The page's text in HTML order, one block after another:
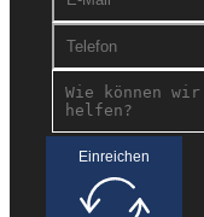
Einreichen